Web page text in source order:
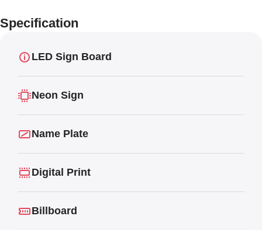
Moving
Specification
LED Sign Board
Neon Sign
Name Plate
Digital Print
Billboard